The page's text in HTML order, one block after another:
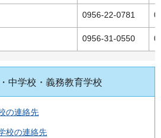
0956-22-0781
0956-31-0550
中学校・義務教育学校
の連絡先
校の連絡先